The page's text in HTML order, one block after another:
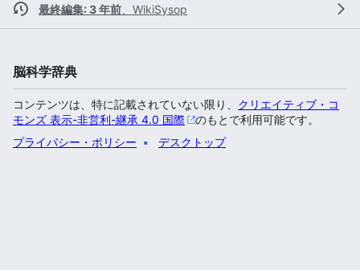
最終編集: 3 年前 WikiSysop
脳科学辞典
コンテンツは、特に記載されていない限り、 クリエイティブ・コ
モンズ 表示-非営利-継承 4.0 国際
のもとで利用可能です。
プライバシー・ポリシー
デスクトップ